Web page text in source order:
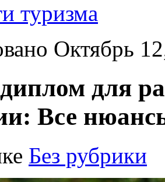
туризма
Октябрь
для
Все
Без рубрики